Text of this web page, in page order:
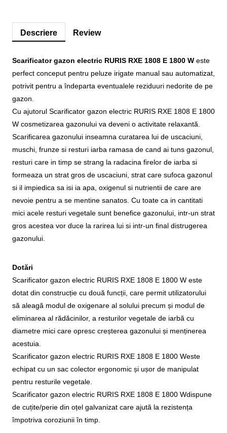
Descriere Review
Scarificator gazon electric RURIS RXE 1808 E 1800 W este
perfect conceput pentru peluze irigate manual sau automatizat,
potrivit pentru a îndeparta eventualele reziduuri nedorite de pe
gazon.
Cu ajutorul Scarificator gazon electric RURIS RXE 1808 E 1800
W cosmetizarea gazonului va deveni o activitate relaxantă.
Scarificarea gazonului inseamna curatarea lui de uscaciuni,
muschi, frunze si resturi iarba ramasa de cand ai tuns gazonul,
resturi care in timp se strang la radacina firelor de iarba si
formeaza un strat gros de uscaciuni, strat care sufoca gazonul
si il impiedica sa isi ia apa, oxigenul si nutrientii de care are
nevoie pentru a se mentine sanatos. Cu toate ca in cantitati
mici acele resturi vegetale sunt benefice gazonului, intr-un strat
gros acestea vor duce la rarirea lui si intr-un final distrugerea
gazonului.
Dotări
Scarificator gazon electric RURIS RXE 1808 E 1800 W este
dotat din construcție cu două funcții, care permit utilizatorului
să aleagă modul de oxigenare al solului precum și modul de
eliminarea al rădăcinilor, a resturilor vegetale de iarbă cu
diametre mici care opresc creșterea gazonului și menținerea
acestuia.
Scarificator gazon electric RURIS RXE 1808 E 1800 Weste
echipat cu un sac colector ergonomic și ușor de manipulat
pentru resturile vegetale.
Scarificator gazon electric RURIS RXE 1808 E 1800 Wdispune
de cuțite/perie din oțel galvanizat care ajută la rezistența
împotriva coroziunii în timp.